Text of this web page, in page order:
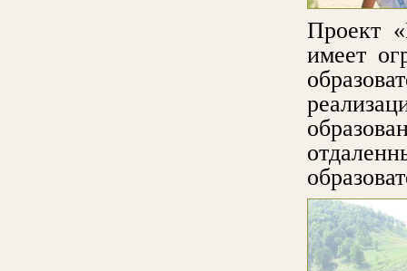
Проект
имеет